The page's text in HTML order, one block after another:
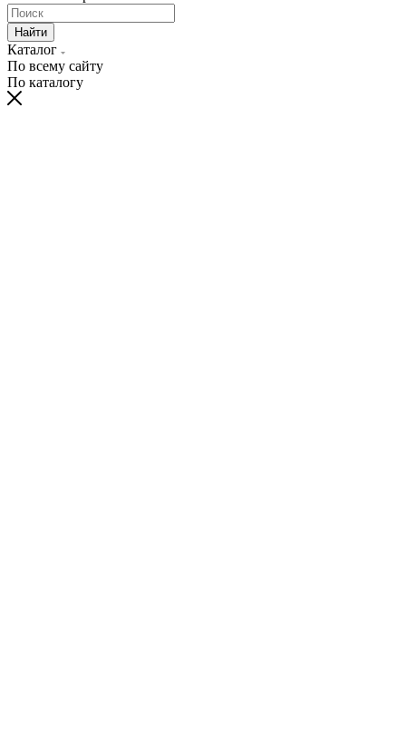
Найти
Каталог
По всему сайту
По каталогу